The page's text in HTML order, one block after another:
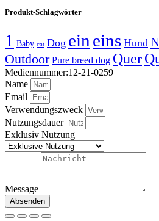
Produkt-Schlagwörter
1 Baby cat Dog ein eins Hund
Outdoor Pure breed dog Quer
Mediennummer:12-21-0259
Name
Email
Verwendungszweck
Nutzungsdauer
Exklusiv Nutzung
Message
Absenden